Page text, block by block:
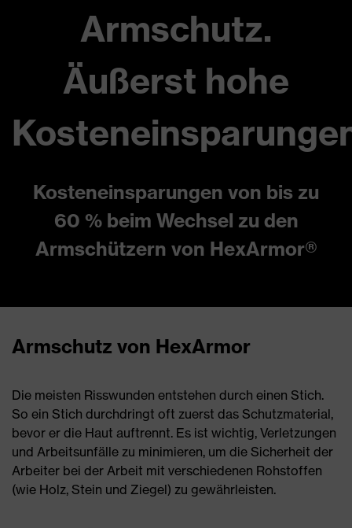
Armschutz.
Äußerst hohe
Kosteneinsparungen von bis zu
60 % beim Wechsel zu den
Armschützern von HexArmor®
Armschutz von HexArmor
Die meisten Risswunden entstehen durch einen Stich.
So ein Stich durchdringt oft zuerst das Schutzmaterial,
bevor er die Haut auftrennt. Es ist wichtig, Verletzungen
und Arbeitsunfälle zu minimieren, um die Sicherheit der
Arbeiter bei der Arbeit mit verschiedenen Rohstoffen
(wie Holz, Stein und Ziegel) zu gewährleisten.